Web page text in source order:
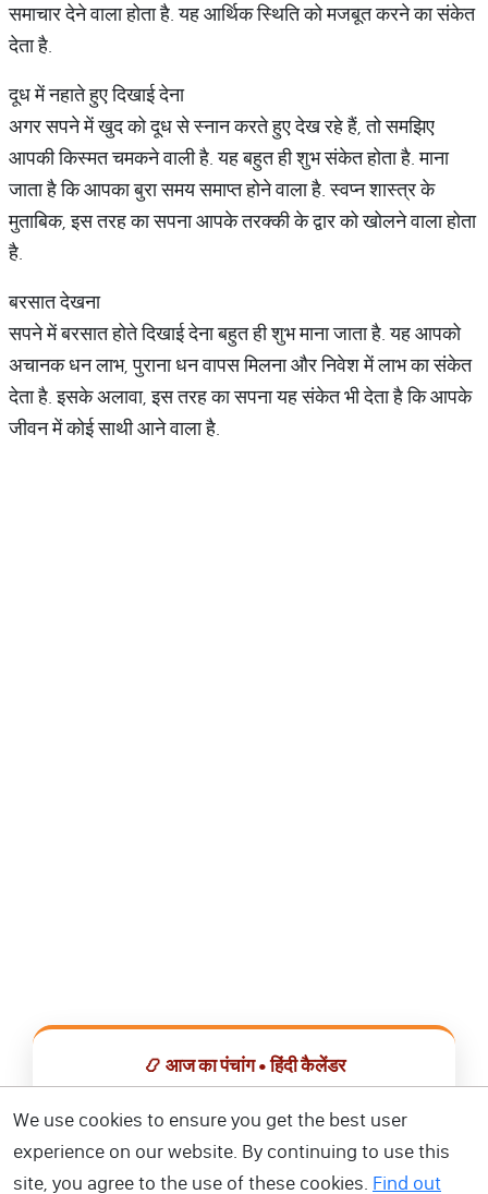
समाचार देने वाला होता है. यह आर्थिक स्थिति को मजबूत करने का संकेत
देता है.
दूध में नहाते हुए दिखाई देना
अगर सपने में खुद को दूध से स्नान करते हुए देख रहे हैं, तो समझिए
आपकी किस्मत चमकने वाली है. यह बहुत ही शुभ संकेत होता है. माना
जाता है कि आपका बुरा समय समाप्त होने वाला है. स्वप्न शास्त्र के
मुताबिक, इस तरह का सपना आपके तरक्की के द्वार को खोलने वाला होता
है.
बरसात देखना
सपने में बरसात होते दिखाई देना बहुत ही शुभ माना जाता है. यह आपको
अचानक धन लाभ, पुराना धन वापस मिलना और निवेश में लाभ का संकेत
देता है. इसके अलावा, इस तरह का सपना यह संकेत भी देता है कि आपके
जीवन में कोई साथी आने वाला है.
📿 आज का पंचांग • हिंदी कैलेंडर
📅 हिंदी कैलेंडर ऐप डाउनलोड करें
We use cookies to ensure you get the best user
experience on our website. By continuing to use this
site, you agree to the use of these cookies. Find out